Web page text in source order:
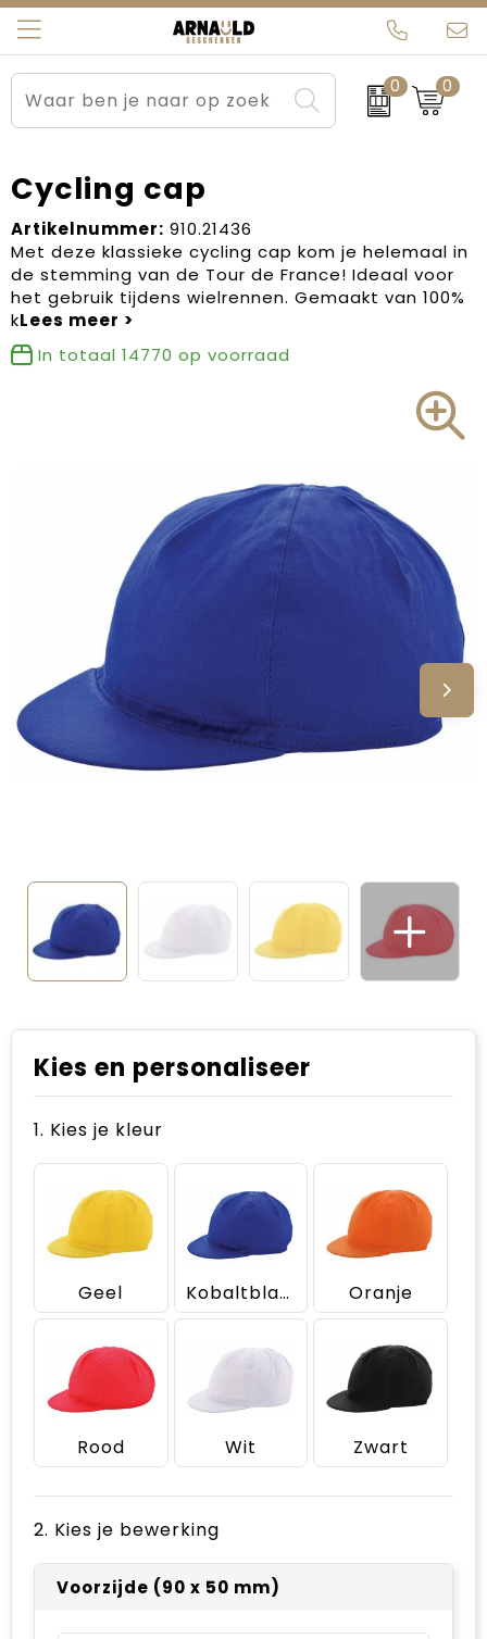
0 0
Relatiegeschenken
Sportkleding
Werkkleding
Kleding en textiel
Tassen
Beurs en Evenementen
Brievenbuspakketten
Carnaval
Dag van de Zorg
Kerstartikelen
Verjaardagen
Voetbal, EK en WK
Voor de bouw
Zomergeschenken
Zomerpakketten
Arnauld Kerstpakketten
MijnEigenKadootje
Ons team
Contact
Blogs
Cycling cap
Artikelnummer: 910.21436
Met deze klassieke cycling cap kom je helemaal in
de stemming van de Tour de France! Ideaal voor
het gebruik tijdens wielrennen. Gemaakt van 100%
k
In totaal 14770 op voorraad
Kies en personaliseer
1. Kies je kleur
Geel Kobaltblauw Oranje
Rood Wit Zwart
2. Kies je bewerking
Voorzijde (90 x 50 mm)